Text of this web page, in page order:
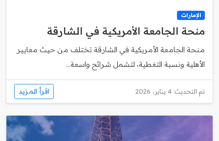
الإمارات
منحة الجامعة الأمريكية في الشارقة
منحة الجامعة الأمريكية في الشارقة تختلف من حيث معايير
الأهلية ونسبة التغطية، لتشمل شرائح واسعة...
تم التحديث: 4 يناير، 2026 اقرأ المزيد